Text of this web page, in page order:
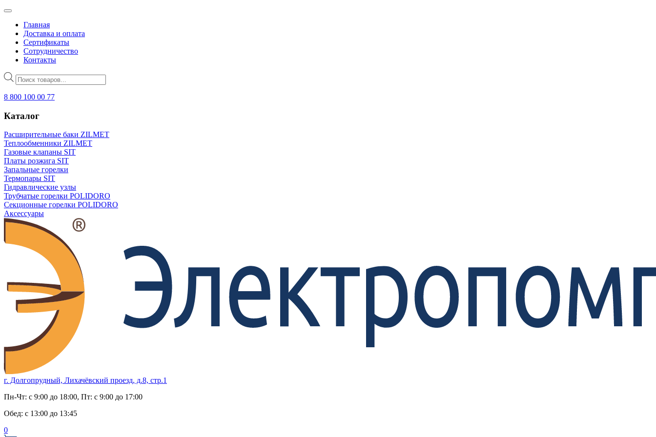
Главная
Доставка и оплата
Сертификаты
Сотрудничество
Контакты
Поиск
товаров
8 800 100 00 77
Каталог
Расширительные баки ZILMET
Теплообменники ZILMET
Газовые клапаны SIT
Платы розжига SIT
Запальные горелки
Термопары SIT
Гидравлические узлы
Трубчатые горелки POLIDORO
Секционные горелки POLIDORO
Аксессуары
г. Долгопрудный, Лихачёвский проезд, д.8, стр.1
Пн-Чт: с 9:00 до 18:00, Пт: с 9:00 до 17:00
Обед: с 13:00 до 13:45
0